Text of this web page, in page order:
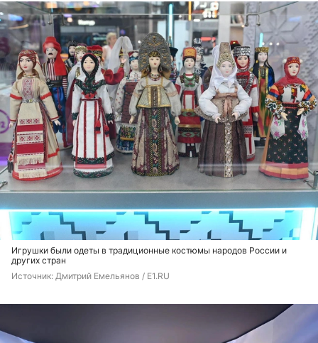
Игрушки были одеты в традиционные костюмы народов России и
других стран
Источник: Дмитрий Емельянов / E1.RU